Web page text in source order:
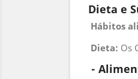
Dieta e
Hábitos
Dieta: Os
-